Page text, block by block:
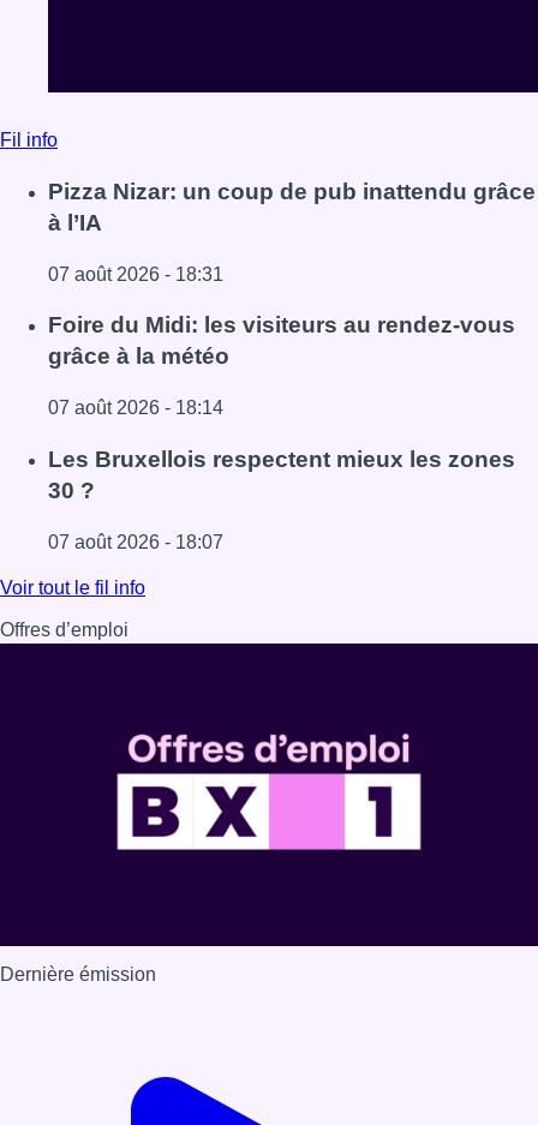
Fil info
Pizza Nizar: un coup de pub inattendu grâce
à l’IA
07 août 2026 - 18:31
Lire l'article Pizza Nizar: un coup de pub inattendu grâce
Foire du Midi: les visiteurs au rendez-vous
grâce à la météo
07 août 2026 - 18:14
Lire l'article Foire du Midi: les visiteurs au rendez-vous
Les Bruxellois respectent mieux les zones
30 ?
07 août 2026 - 18:07
Lire l'article Les Bruxellois respectent mieux les zones 30
Voir tout le fil info
Offres d’emploi
Dernière émission